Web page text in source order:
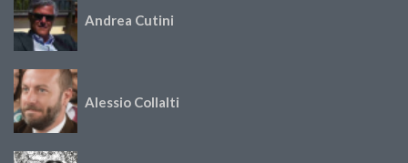
Andrea Cutini
Alessio Collalti